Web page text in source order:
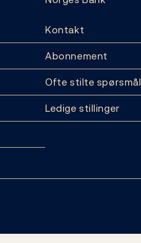
Kontakt
Abonnement
Ofte stilte spørsmål
Ledige stillinger